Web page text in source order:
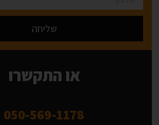
שליחה
Alternative:
או התקשרו
050-569-1178